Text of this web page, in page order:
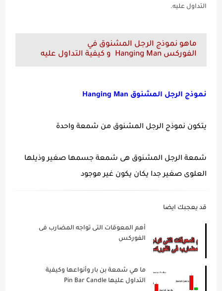
التداول عليه.
ماهو نموذج الرجل المشنوق في
الفوركس Hanging Man و كيفية التداول عليه
نموذج الرجل المشنوق Hanging Man
يتكون نموذج الرجل المشنوق من شمعة واحدة
شمعة الرجل المشنوق هى شمعة جسمها صغير وذيلها
العلوى صغير جدا يكان يكون غير موجود
قد يعجبك ايضا
أهم المعوقات التى تواجه المضارب فى
الفوركس
ما هي شمعة بن بار وأنواعها وكيفية
التداول عليها Pin Bar Candle